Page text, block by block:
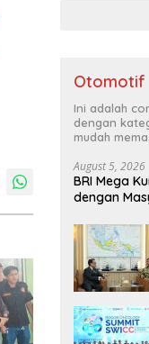
Otomotif
Ini adalah
dengan
mudah
August 5, 2026
BRI Mega
dengan